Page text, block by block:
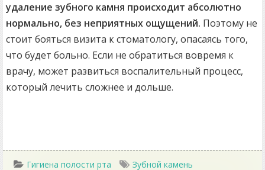
удаление зубного камня происходит абсолютно
нормально, без неприятных ощущений. Поэтому не
стоит бояться визита к стоматологу, опасаясь того,
что будет больно. Если не обратиться вовремя к
врачу, может развиться воспалительный процесс,
который лечить сложнее и дольше.
Гигиена полости рта Зубной камень